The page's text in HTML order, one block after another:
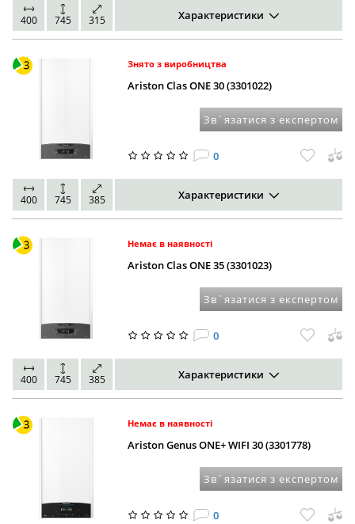
400 745 315 Характеристики
Знято з виробництва
Ariston Clas ONE 30 (3301022)
Зв`язатися з експертом
0
400 745 385 Характеристики
Немає в наявності
Ariston Clas ONE 35 (3301023)
Зв`язатися з експертом
0
400 745 385 Характеристики
Немає в наявності
Ariston Genus ONE+ WIFI 30 (3301778)
Зв`язатися з експертом
0